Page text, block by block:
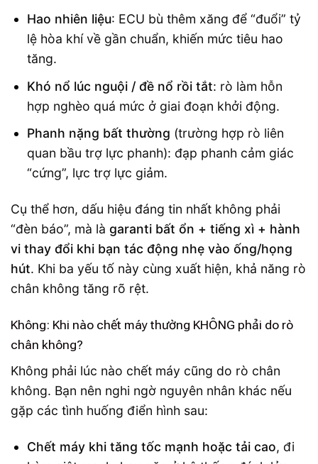
Hao nhiên liệu: ECU bù thêm xăng để “đuổi” tỷ
lệ hòa khí về gần chuẩn, khiến mức tiêu hao
tăng.
Khó nổ lúc nguội / đề nổ rồi tắt: rò làm hỗn
hợp nghèo quá mức ở giai đoạn khởi động.
Phanh nặng bất thường (trường hợp rò liên
quan bầu trợ lực phanh): đạp phanh cảm giác
“cứng”, lực trợ lực giảm.
Cụ thể hơn, dấu hiệu đáng tin nhất không phải
“đèn báo”, mà là garanti bất ổn + tiếng xì + hành
vi thay đổi khi bạn tác động nhẹ vào ống/họng
hút. Khi ba yếu tố này cùng xuất hiện, khả năng rò
chân không tăng rõ rệt.
Không: Khi nào chết máy thường KHÔNG phải do rò
chân không?
Không phải lúc nào chết máy cũng do rò chân
không. Bạn nên nghi ngờ nguyên nhân khác nếu
gặp các tình huống điển hình sau:
Chết máy khi tăng tốc mạnh hoặc tải cao, đi